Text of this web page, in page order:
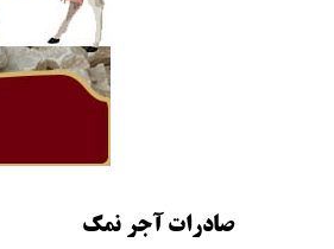
صادرات آجر نمک